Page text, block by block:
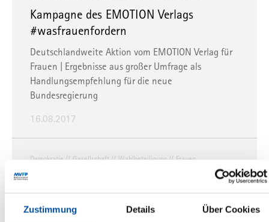
Zustimmung Details Über Cookies
Kampagne des EMOTION Verlags
#wasfrauenfordern
Deutschlandweite Aktion vom EMOTION Verlag für
Frauen | Ergebnisse aus großer Umfrage als
Handlungsempfehlung für die neue
Bundesregierung
16.08.2017
Demokratie Gesellschaft Wahlbeteiligung Frauen
#GERWOMANY – 23 Titel, sieben Verlage,
23 Lifestyle- und Modezeitschriften aus sieben